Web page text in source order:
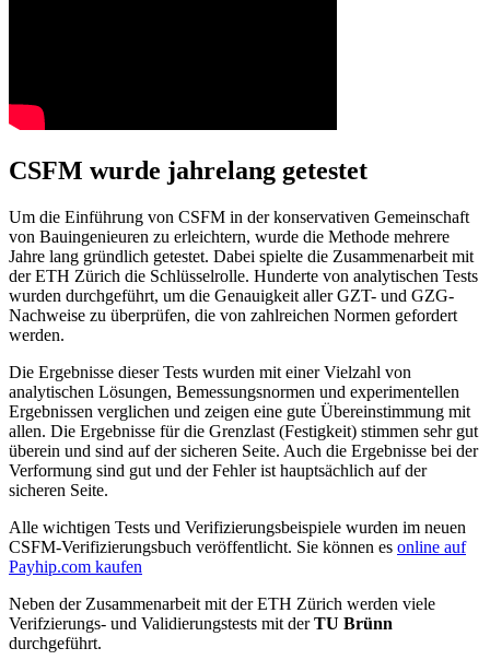
CSFM wurde jahrelang getestet
Um die Einführung von CSFM in der konservativen Gemeinschaft
von Bauingenieuren zu erleichtern, wurde die Methode mehrere
Jahre lang gründlich getestet. Dabei spielte die Zusammenarbeit mit
der ETH Zürich die Schlüsselrolle. Hunderte von analytischen Tests
wurden durchgeführt, um die Genauigkeit aller GZT- und GZG-
Nachweise zu überprüfen, die von zahlreichen Normen gefordert
werden.
Die Ergebnisse dieser Tests wurden mit einer Vielzahl von
analytischen Lösungen, Bemessungsnormen und experimentellen
Ergebnissen verglichen und zeigen eine gute Übereinstimmung mit
allen. Die Ergebnisse für die Grenzlast (Festigkeit) stimmen sehr gut
überein und sind auf der sicheren Seite. Auch die Ergebnisse bei der
Verformung sind gut und der Fehler ist hauptsächlich auf der
sicheren Seite.
Alle wichtigen Tests und Verifizierungsbeispiele wurden im neuen
CSFM-Verifizierungsbuch veröffentlicht. Sie können es online auf
Payhip.com kaufen
Neben der Zusammenarbeit mit der ETH Zürich werden viele
Verifzierungs- und Validierungstests mit derTU Brünn
durchgeführt.